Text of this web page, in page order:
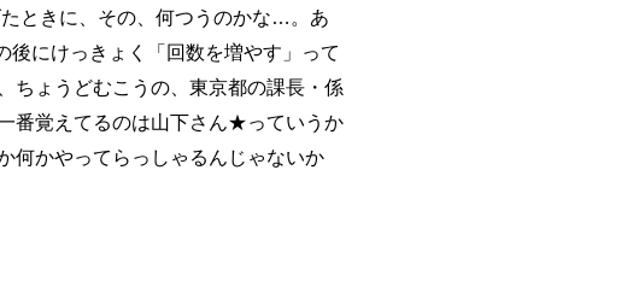
ときに、その、何つうのかな…。あ
にけっきょく「回数を増やす」って
ちょうどむこうの、東京都の課長・係
番覚えてるのは山下さん★っていうか
何かやってらっしゃるんじゃないか